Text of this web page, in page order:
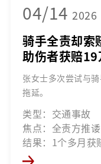
04/14 2026
骑手全责却索
助伤者获赔19
张女士多次尝试与
拖延。
类型：交通事故
焦点：全责方推诿
结果：1个多月获